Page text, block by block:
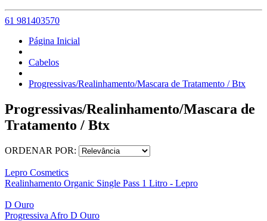
61 981403570
Página Inicial
Cabelos
Progressivas/Realinhamento/Mascara de Tratamento / Btx
Progressivas/Realinhamento/Mascara de
Tratamento / Btx
ORDENAR POR:
Lepro Cosmetics
Realinhamento Organic Single Pass 1 Litro - Lepro
D Ouro
Progressiva Afro D Ouro